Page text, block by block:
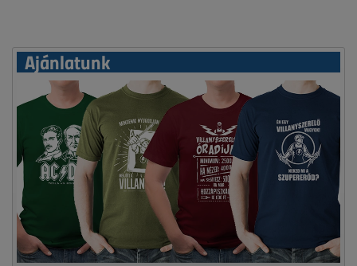
Ajánlatunk